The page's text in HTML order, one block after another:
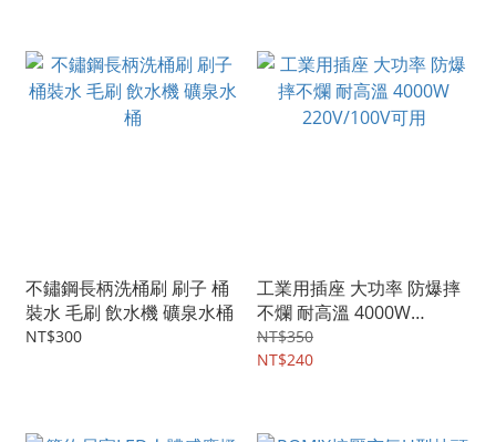
不鏽鋼長柄洗桶刷 刷子 桶
裝水 毛刷 飲水機 礦泉水桶
NT$300
工業用插座 大功率 防爆摔
不爛 耐高溫 4000W
220V/100V可用
NT$350
NT$240